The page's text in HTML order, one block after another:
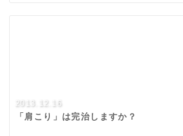
2013.12.16
「肩こり」は完治しますか？